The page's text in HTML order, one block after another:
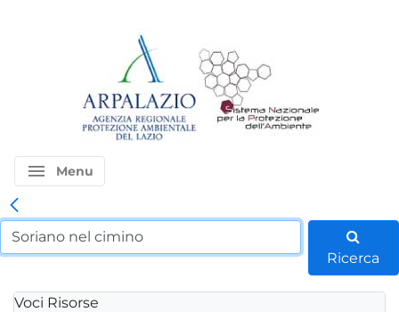
menu Menu
Ricerca
Voci Risorse